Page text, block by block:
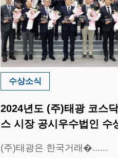
수상소식
2024년도 (주)태광 코스
스 시장 공시우수법인 수
(주)태광은 한국거래�......